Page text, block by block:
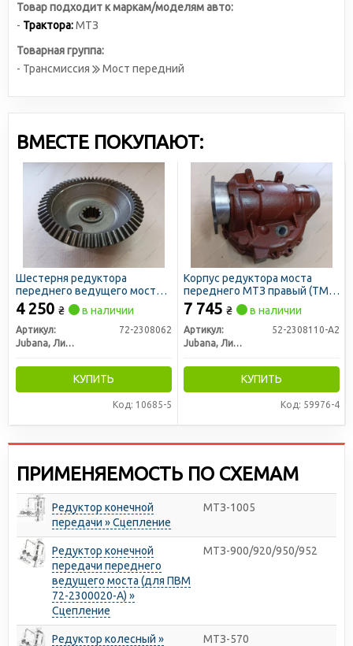
Товар подходит к маркам/моделям авто:
- Трактора:МТЗ
Товарная группа:
- Трансмиссия
Мост передний
ВМЕСТЕ ПОКУПАЮТ:
Шестерня редуктора
переднего ведущего моста
МТЗ ведомая (ТМ JUBANA)
4 250 ₴ в наличии
Артикул:
72-2308062
Jubana, Литва
КУПИТЬ
Код: 10685-5
Корпус редуктора моста
переднего МТЗ правый (ТМ
JUBANA)
7 745 ₴ в наличии
Артикул:
52-2308110-А2
Jubana, Литва
КУПИТЬ
Код: 59976-4
ПРИМЕНЯЕМОСТЬ ПО СХЕМАМ
Редуктор конечной
передачи » Сцепление
МТЗ-1005
Редуктор конечной
передачи переднего
ведущего моста (для ПВМ
72-2300020-А) »
Сцепление
МТЗ-900/920/950/952
Редуктор колесный »
МТЗ-570